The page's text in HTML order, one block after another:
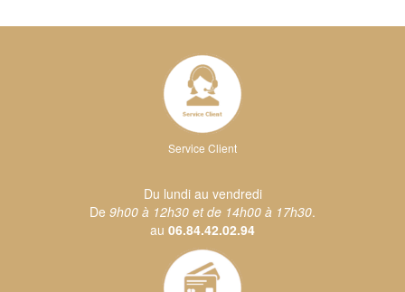
Service Client
Du lundi au vendredi
De 9h00 à 12h30 et de 14h00 à 17h30.
au 06.84.42.02.94